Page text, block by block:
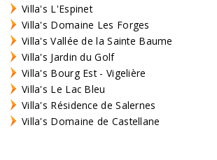
Villa's L'Espinet
Villa's Domaine Les Forges
Villa's Vallée de la Sainte Baume
Villa's Jardin du Golf
Villa's Bourg Est - Vigelière
Villa's Le Lac Bleu
Villa's Résidence de Salernes
Villa's Domaine de Castellane